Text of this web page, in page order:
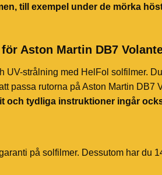
till exempel under de mörka
Aston Martin DB7
UV-strålning med HelFol solfilmer.
passa rutorna på Aston Martin
och tydliga instruktioner ingår
på solfilmer. Dessutom har du